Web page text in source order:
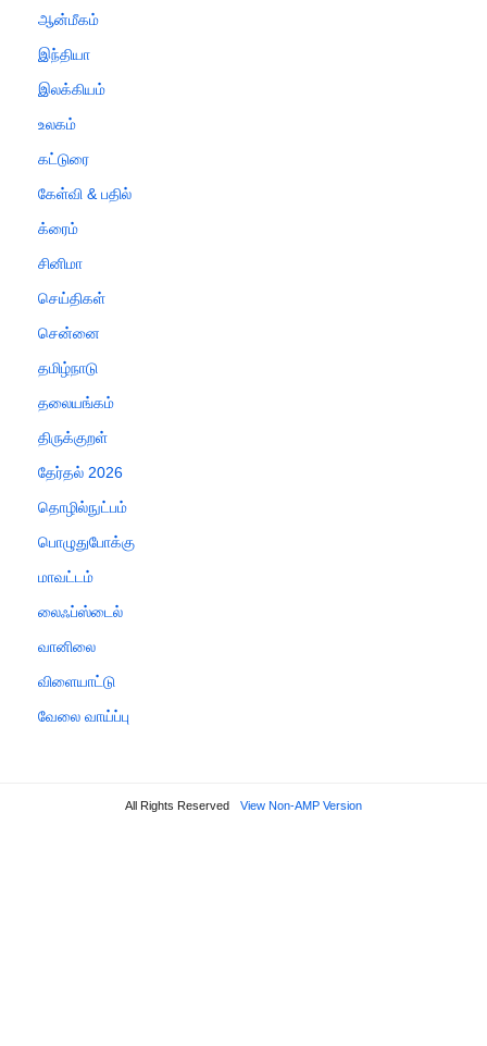
ஆன்மீகம்
இந்தியா
இலக்கியம்
உலகம்
கட்டுரை
கேள்வி & பதில்
க்ரைம்
சினிமா
செய்திகள்
சென்னை
தமிழ்நாடு
தலையங்கம்
திருக்குறள்
தேர்தல் 2026
தொழில்நுட்பம்
பொழுதுபோக்கு
மாவட்டம்
லைஃப்ஸ்டைல்
வானிலை
விளையாட்டு
வேலை வாய்ப்பு
All Rights Reserved View Non-AMP Version